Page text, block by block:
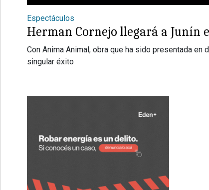
Espectáculos
Herman Cornejo llegará a Junín
Con Anima Animal, obra que ha sido presentada
singular éxito